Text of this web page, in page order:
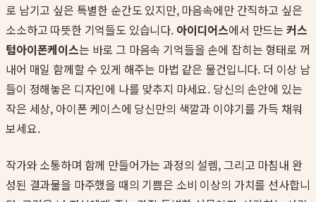
로 남기고 싶은 특별한 순간도 있지만, 마음속에만 간직하고 싶은
소소하고 따뜻한 기억들도 있습니다. 아이디어스에서 만드는 커스
텀아이폰케이스는 바로 그 마음속 기억들을 손에 잡히는 형태로 꺼
내어 매일 함께할 수 있게 해주는 마법 같은 물건입니다. 더 이상 남
들이 정해놓은 디자인에 나를 맞추지 마세요. 당신의 손안에 있는
작은 세상, 아이폰 케이스에 당신만의 색깔과 이야기를 가득 채워
보세요.
작가와 소통하며 함께 만들어가는 과정의 설렘, 그리고 마침내 완
성된 결과물을 마주했을 때의 기쁨은 소비 이상의 가치를 선사합니